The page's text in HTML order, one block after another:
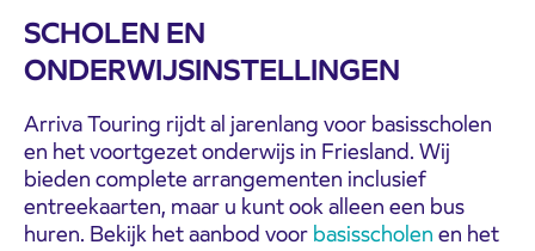
SCHOLEN EN
ONDERWIJSINSTELLINGEN
Arriva Touring rijdt al jarenlang voor basisscholen
en het voortgezet onderwijs in Friesland. Wij
bieden complete arrangementen inclusief
entreekaarten, maar u kunt ook alleen een bus
huren. Bekijk het aanbod voor basisscholen en het